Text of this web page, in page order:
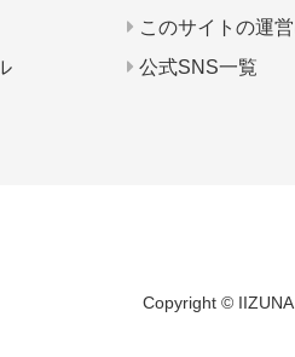
このサイトの運
公式SNS一覧
Copyright © IIZUNA